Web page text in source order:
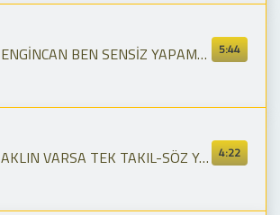
5:44
ENGİNCAN BEN SENSİZ YAPAMAM YARİM & PARAN VARSA DOSTUN VAR 2018
4:22
AKLIN VARSA TEK TAKIL-SÖZ YAREN ALİ KIRBIYIK-BESTE -SAMİ TAŞKIN